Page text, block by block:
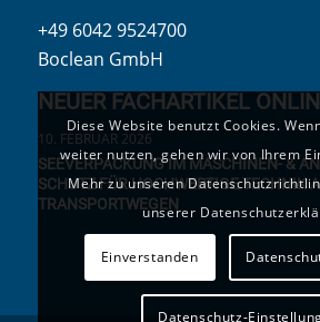
+49 6042 9524700
Boclean GmbH
NEUER FACHARTIKEL
10. FEBRUAR 2026
SEEVERPACKUNG IM MASCHINEN- &
SCHUTZ FÜR HOCHWERTIGE TECHNIK
TRANSPORTWEGEN
Diese Website benutzt Cookies.
weiter nutzen, gehen wir von Ihrem
Mehr zu unseren
unserer
Einverstanden
Datenschutz-